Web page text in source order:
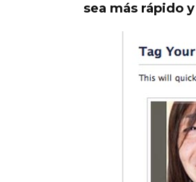
sea más rápido